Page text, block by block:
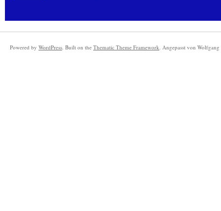
Powered by WordPress. Built on the Thematic Theme Framework. Angepasst von